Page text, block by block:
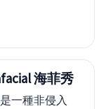
海菲秀
一種非侵入